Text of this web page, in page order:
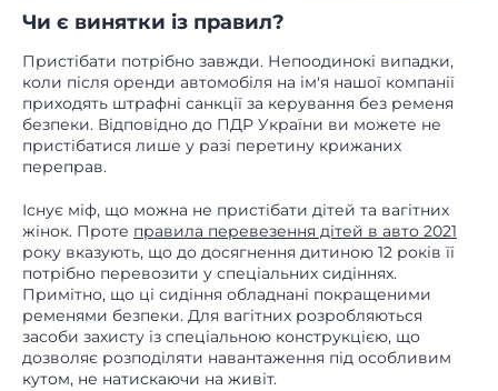
Чи є винятки із правил?
Пристібати потрібно завжди. Непоодинокі випадки,
коли після оренди автомобіля на ім'я нашої компанії
приходять штрафні санкції за керування без ременя
безпеки. Відповідно до ПДР України ви можете не
пристібатися лише у разі перетину крижаних
переправ.
Існує міф, що можна не пристібати дітей та вагітних
жінок. Проте правила перевезення дітей в авто 2021
року вказують, що до досягнення дитиною 12 років її
потрібно перевозити у спеціальних сидіннях.
Примітно, що ці сидіння обладнані покращеними
ременями безпеки. Для вагітних розробляються
засоби захисту із спеціальною конструкцією, що
дозволяє розподіляти навантаження під особливим
кутом, не натискаючи на живіт.